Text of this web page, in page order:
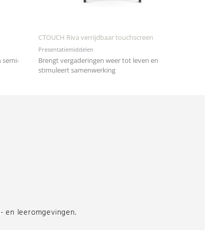
semi-
CTOUCH Riva verrijdbaar touchscreen
Presentatiemiddelen
Brengt vergaderingen weer tot leven en
stimuleert samenwerking
en leeromgevingen.